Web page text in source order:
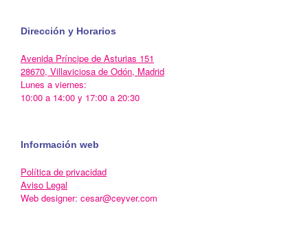
Dirección y Horarios
Avenida Príncipe de Asturias 151
28670, Villaviciosa de Odón, Madrid
Lunes a viernes:
10:00 a 14:00 y 17:00 a 20:30
Información web
Política de privacidad
Aviso Legal
Web designer: cesar@ceyver.com